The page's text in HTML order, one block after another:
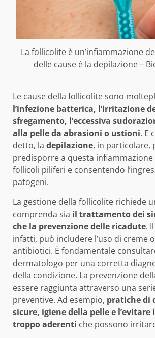
La follicolite è un’infiammazione
delle cause è la depilazione –
Le cause della follicolite sono
l’infezione batterica, l’irritazione
sfregamento, l’eccessiva
alla pelle da abrasioni o ustioni. E
detto, la depilazione, in particolare,
predisporre a questa
follicoli piliferi e consentendo
patogeni.
La gestione della follicolite richiede
comprenda sia il trattamento dei
che la prevenzione delle ricadute.
infatti, può includere l’uso di creme
antibiotici. È fondamentale
dermatologo per una corretta
della condizione. La prevenzione
essere raggiunta attraverso una
preventive. Ad esempio, pratiche di
sicure, igiene della pelle e
troppo aderenti che possono